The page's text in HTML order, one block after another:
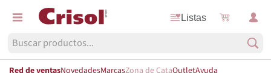
Listas
Red de ventasNovedadesMarcasZona de CataOutletAyuda